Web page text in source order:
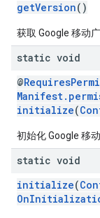
getVersion()
获取 Google 移动
static void
@
initialize(
初始化 Google 移动
static void
initialize(